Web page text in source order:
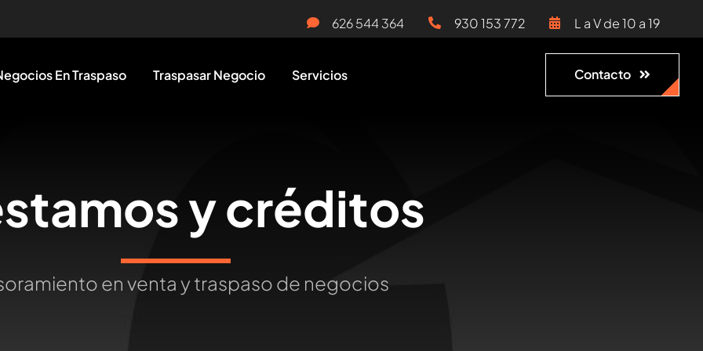
626 544 364 930 153 772 L a V de 10 a 19
En Traspaso Traspasar Negocio Servicios Contacto
y créditos
en venta y traspaso de negocios